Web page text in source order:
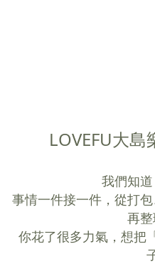
LOVEFU大島
我們知
事情一件接一件，從打包
再
你花了很多力氣，想把